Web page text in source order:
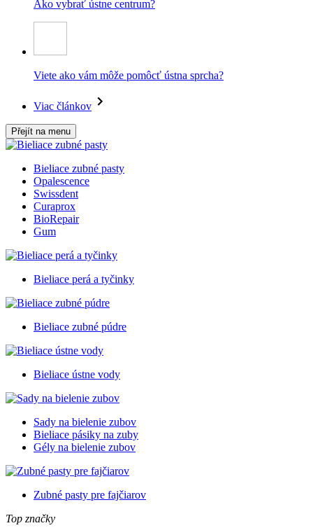
Ako vybrať ústne centrum?
Viete ako vám môže pomôcť ústna sprcha?
Viac článkov
Přejít na menu
Bieliace zubné pasty
Opalescence
Swissdent
Curaprox
BioRepair
Gum
Bieliace perá a tyčinky
Bieliace zubné púdre
Bieliace ústne vody
Sady na bielenie zubov
Bieliace pásiky na zuby
Gély na bielenie zubov
Zubné pasty pre fajčiarov
Top značky